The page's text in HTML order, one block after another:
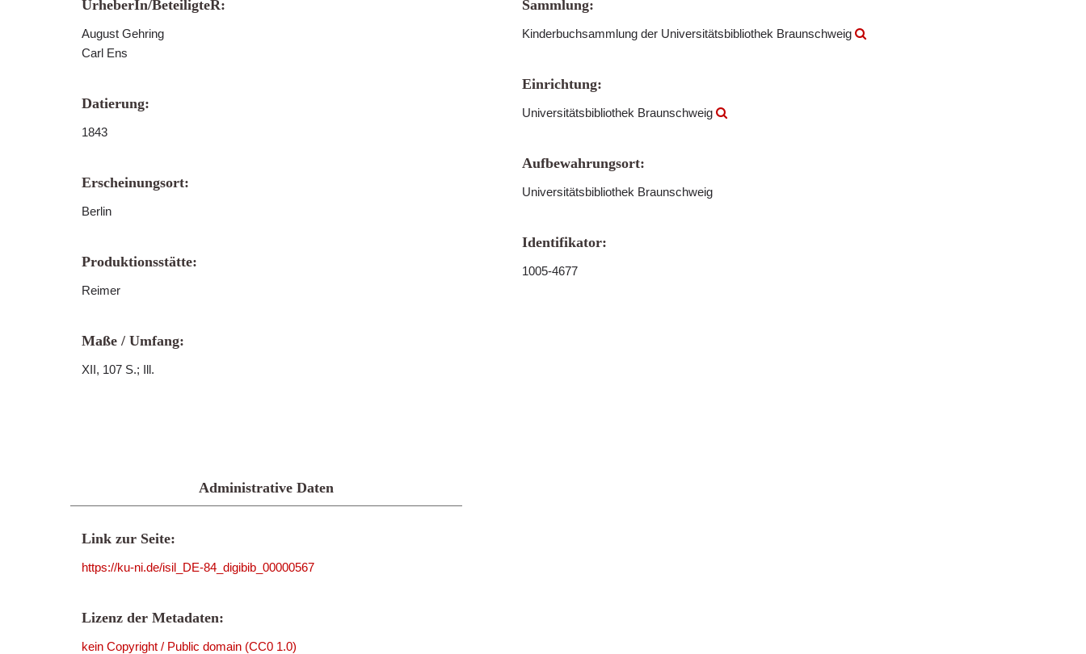
UrheberIn/BeteiligteR:
August Gehring
Carl Ens
Datierung:
1843
Erscheinungsort:
Berlin
Produktionsstätte:
Reimer
Maße / Umfang:
XII, 107 S.; Ill.
Sammlung:
Kinderbuchsammlung der Universitätsbibliothek Braunschweig
Einrichtung:
Universitätsbibliothek Braunschweig
Aufbewahrungsort:
Universitätsbibliothek Braunschweig
Identifikator:
1005-4677
Administrative Daten
Link zur Seite:
https://ku-ni.de/isil_DE-84_digibib_00000567
Lizenz der Metadaten:
kein Copyright / Public domain (CC0 1.0)